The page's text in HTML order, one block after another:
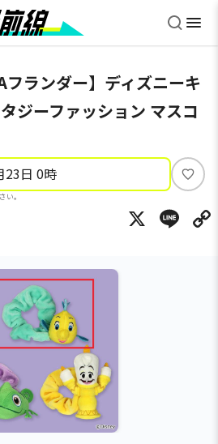
フランダー】ディズニーキ
ジーファッション マスコ
23日 0時
い。
い
ね
X